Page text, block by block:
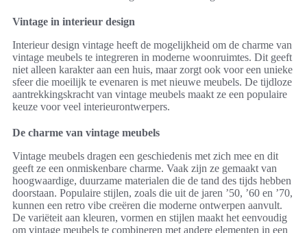
Vintage in interieur design
Interieur design vintage heeft de mogelijkheid om de charme van
vintage meubels te integreren in moderne woonruimtes. Dit geeft
niet alleen karakter aan een huis, maar zorgt ook voor een unieke
sfeer die moeilijk te evenaren is met nieuwe meubels. De tijdloze
aantrekkingskracht van vintage meubels maakt ze een populaire
keuze voor veel interieurontwerpers.
De charme van vintage meubels
Vintage meubels dragen een geschiedenis met zich mee en dit
geeft ze een onmiskenbare charme. Vaak zijn ze gemaakt van
hoogwaardige, duurzame materialen die de tand des tijds hebben
doorstaan. Populaire stijlen, zoals die uit de jaren ’50, ’60 en ’70,
kunnen een retro vibe creëren die moderne ontwerpen aanvult.
De variëteit aan kleuren, vormen en stijlen maakt het eenvoudig
om vintage meubels te combineren met andere elementen in een